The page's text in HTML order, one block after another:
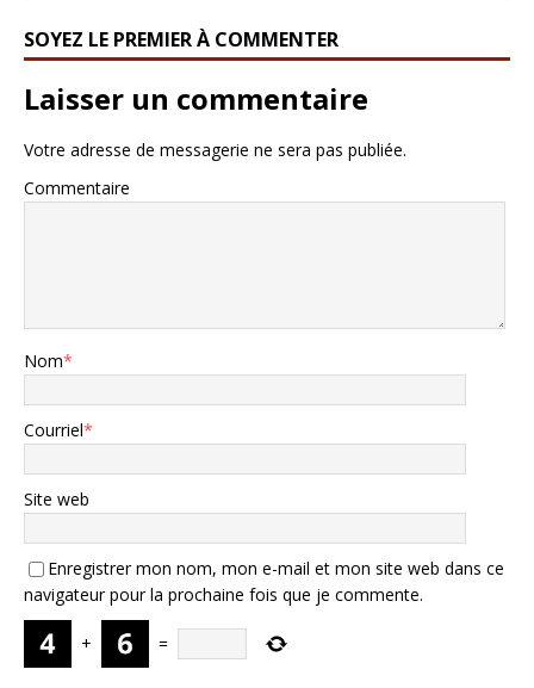
SOYEZ LE PREMIER À COMMENTER
Laisser un commentaire
Votre adresse de messagerie ne sera pas publiée.
Commentaire
Nom*
Courriel*
Site web
Enregistrer mon nom, mon e-mail et mon site web dans ce
navigateur pour la prochaine fois que je commente.
+ =